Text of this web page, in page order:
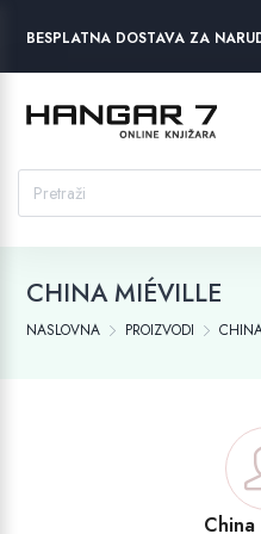
BESPLATNA DOSTAVA ZA
CHINA MIÉVILLE
NASLOVNA PROIZVODI